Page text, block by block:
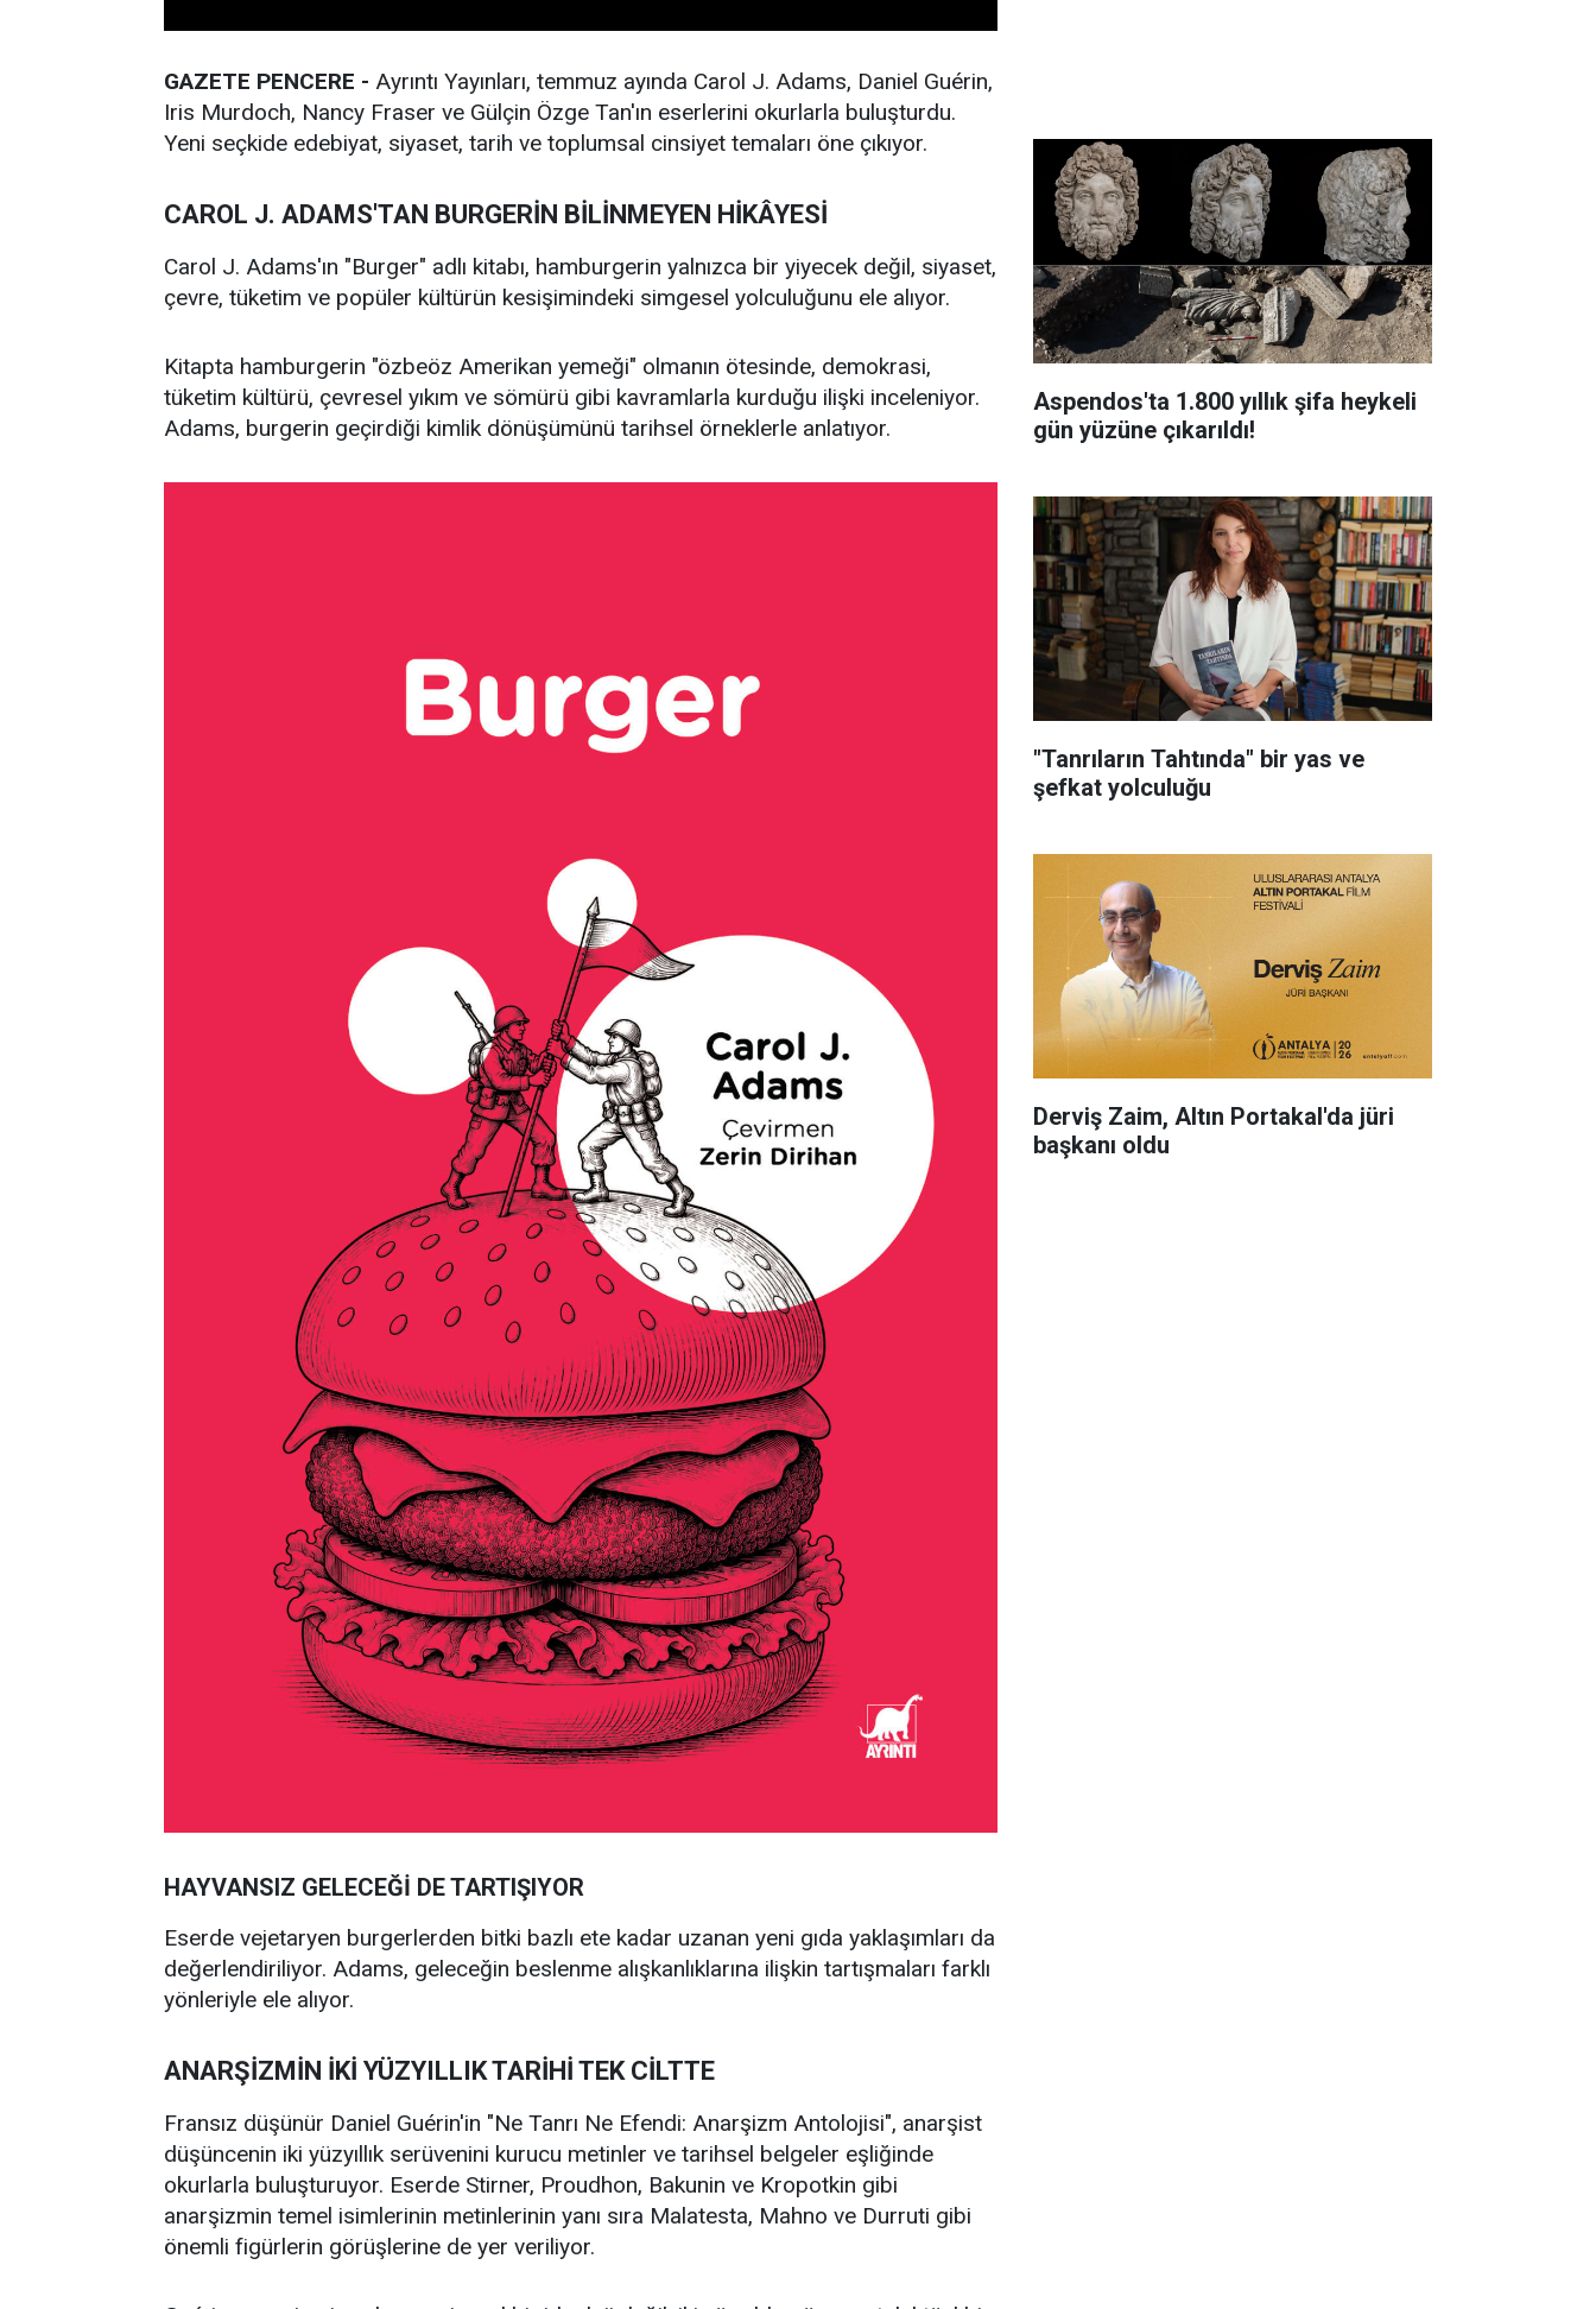
GAZETE PENCERE - Ayrıntı Yayınları, temmuz ayında Carol J. Adams, Daniel Guérin,
Iris Murdoch, Nancy Fraser ve Gülçin Özge Tan'ın eserlerini okurlarla buluşturdu.
Yeni seçkide edebiyat, siyaset, tarih ve toplumsal cinsiyet temaları öne çıkıyor.
CAROL J. ADAMS'TAN BURGERİN BİLİNMEYEN HİKÂYESİ
Carol J. Adams'ın "Burger" adlı kitabı, hamburgerin yalnızca bir yiyecek değil, siyaset,
çevre, tüketim ve popüler kültürün kesişimindeki simgesel yolculuğunu ele alıyor.
Kitapta hamburgerin "özbeöz Amerikan yemeği" olmanın ötesinde, demokrasi,
tüketim kültürü, çevresel yıkım ve sömürü gibi kavramlarla kurduğu ilişki inceleniyor.
Adams, burgerin geçirdiği kimlik dönüşümünü tarihsel örneklerle anlatıyor.
HAYVANSIZ GELECEĞİ DE TARTIŞIYOR
Eserde vejetaryen burgerlerden bitki bazlı ete kadar uzanan yeni gıda yaklaşımları da
değerlendiriliyor. Adams, geleceğin beslenme alışkanlıklarına ilişkin tartışmaları farklı
yönleriyle ele alıyor.
ANARŞİZMİN İKİ YÜZYILLIK TARİHİ TEK CİLTTE
Fransız düşünür Daniel Guérin'in "Ne Tanrı Ne Efendi: Anarşizm Antolojisi", anarşist
düşüncenin iki yüzyıllık serüvenini kurucu metinler ve tarihsel belgeler eşliğinde
okurlarla buluşturuyor. Eserde Stirner, Proudhon, Bakunin ve Kropotkin gibi
anarşizmin temel isimlerinin metinlerinin yanı sıra Malatesta, Mahno ve Durruti gibi
önemli figürlerin görüşlerine de yer veriliyor.
Aspendos'ta 1.800 yıllık şifa heykeli
gün yüzüne çıkarıldı!
"Tanrıların Tahtında" bir yas ve
şefkat yolculuğu
Derviş Zaim, Altın Portakal'da jüri
başkanı oldu